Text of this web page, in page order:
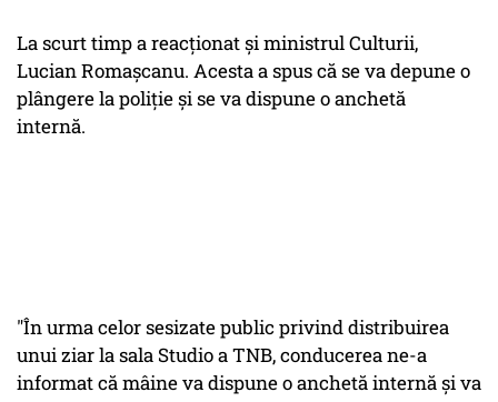
La scurt timp a reacționat și ministrul Culturii,
Lucian Romașcanu. Acesta a spus că se va depune o
plângere la poliție și se va dispune o anchetă
internă.
"În urma celor sesizate public privind distribuirea
unui ziar la sala Studio a TNB, conducerea ne-a
informat că mâine va dispune o anchetă internă și va